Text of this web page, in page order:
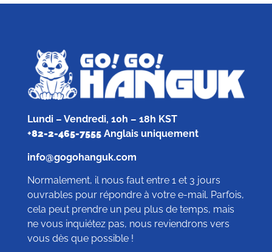
Lundi – Vendredi, 10h – 18h KST
+82-2-465-7555Anglais uniquement
info@gogohanguk.com
Normalement, il nous faut entre 1 et 3 jours
ouvrables pour répondre à votre e-mail. Parfois,
cela peut prendre un peu plus de temps, mais
ne vous inquiétez pas, nous reviendrons vers
vous dès que possible !